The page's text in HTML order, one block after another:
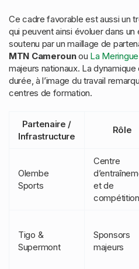
Ce cadre favorable est aussi un
qui peuvent ainsi évoluer dans
soutenu par un maillage de
MTN Camerounou La Meringue
majeurs nationaux. La
durée, à l’image du travail
centres de formation.
Partenaire /
Infrastructure
Rôle
Olembe
Sports
Centre
et de
compétition
Tigo &
Supermont
Sponsors
majeurs